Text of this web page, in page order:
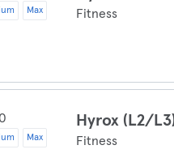
Max Fitness
Max
Hyrox (L2/
Fitness